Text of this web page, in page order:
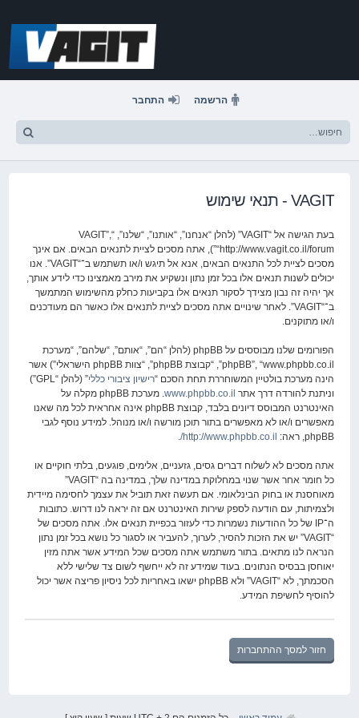
הרשמה התחבר
VAGIT - תנאי שימוש
בעת הגישה אל “VAGIT” (להלן “אנחנו”, “אותנו”, “שלנו”, “VAGIT”,
“http://www.vagit.co.il/forum”), אתה מסכים לציית לתנאים הבאים. אם אינך
מסכים לציית לכל התנאים הבאים, אנא אל תיגש ו/או תשתמש ב־“VAGIT”. אנו
יכולים לשנות תנאים אלו בכל זמן נתון ונשקיע את מירב מאמצינו כדי לידע אותך,
אך יהיה זה נבון מצידך לסקור תנאים אלו בקביעות כחלק מהשימוש המתמשך
ב־“VAGIT”. לאחר שינויים אתה מסכים לציית לתנאים אלו כאשר הם מעודכנים
ו/או מתוקנים.
הפורומים שלנו מבוססים על phpBB (להלן “הם”, “אותם”, “שלהם”, “מערכת
phpBB”, “www.phpbb.co.il”, “קבוצת phpBB”, “צוות phpBB הישראלי”) אשר
הינה מערכת בולטיין המשוחררת תחת הסכם “רישיון ציבורי כללי
” (להלן “GPL”)
וניתנת להורדה דרך אתר www.phpbb.co.il
. מערכת phpBB מקלה על
האינטרנט המבוסס דיונים בלבד, קבוצת phpBB אינה אחראית לכל מה שאנו
מאפשרים ו/או לא מאפשרים בתור תוכן מורשה ו/או מנוהל. למידע נוסף לגבי
phpBB, ראה:
http://www.phpbb.co.il/
.
אתה מסכים לא לשלוח דברים גסים, גזעניים, אלימים, פוגעים, בלתי חוקיים או
כל חומר אחר אשר שנוי במחלוקת במדינה שלך, במדינה בה “VAGIT”
מאוחסנת או בחוק הבינלאומי. אם תעשה זאת תוביל את עצמך לחסימה מיידית
ולצמיתות, עם הודעה לספק שירות האינטרנט אם זה יראה לנו דרוש. כתובות
ה־IP של כל ההודעות נשמרות כדי לעזור בכפיית תנאים אלו. אתה מסכים של
“VAGIT” יש את הזכות להסיר, לערוך, להעביר או לסגור כל נושא בכל זמן נתון
הנראה לנו מתאים. בתור משתמש אתה מסכים שכל המידע אשר אתה מזין
יאוחסן בבסיס הנתונים. בעוד שמידע זה לא ייחשף לשום צד שלישי ללא
הסכמתך, לא “VAGIT” ולא phpBB ישאו באחריות לכל ניסיון פריצה אשר יכול
להוסיף לחשיפת המידע.
חזור למסך ההתחברות